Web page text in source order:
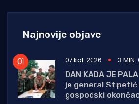
Najnovije objave
07 kol. 2026
3 MIN.
DAN KADA JE
je general
gospodski